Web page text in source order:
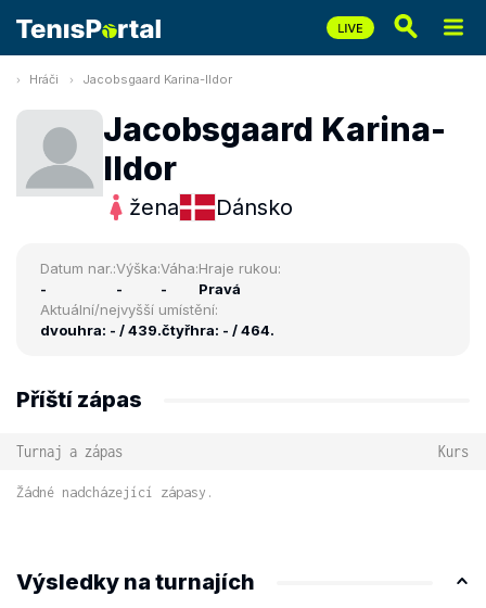
Hráči Jacobsgaard Karina-Ildor
Jacobsgaard Karina-
Ildor
žena Dánsko
Datum nar.:
-
Výška:
-
Váha:
-
Hraje rukou:
Pravá
Aktuální/nejvyšší umístění:
dvouhra: - / 439.čtyřhra: - / 464.
Příští zápas
Turnaj a zápas Kurs
Žádné nadcházející zápasy.
Výsledky na turnajích